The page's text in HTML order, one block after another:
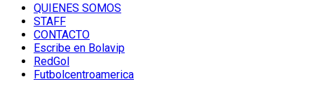
QUIENES SOMOS
STAFF
CONTACTO
Escribe en Bolavip
RedGol
Futbolcentroamerica